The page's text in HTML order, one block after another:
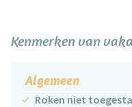
Kenmerken van
Algemeen
Roken niet